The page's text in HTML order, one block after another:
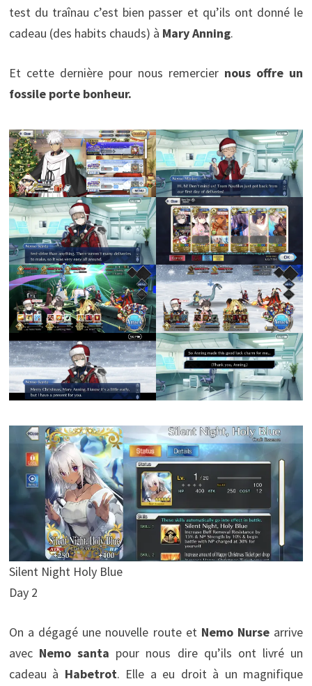
test du traînau c’est bien passer et qu’ils ont donné le
cadeau (des habits chauds) à Mary Anning.
Et cette dernière pour nous remercier nous offre un
fossile porte bonheur.
Silent Night Holy Blue
Day 2
On a dégagé une nouvelle route et Nemo Nurse arrive
avec Nemo santa pour nous dire qu’ils ont livré un
cadeau à Habetrot. Elle a eu droit à un magnifique